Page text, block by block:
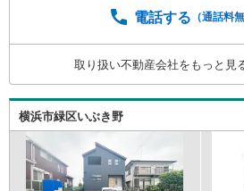
そうですが住まい選びはフィー
時にはお車の無料提携駐車場ご
タッフまでお問合せくださいま
パー、ドラックストア等の情報
件レポート」お渡します■他の物
自宅や指定場所から無料送迎も
電話する （通話料
取り扱い不動産会社をもっと見
横浜市緑区いぶき野